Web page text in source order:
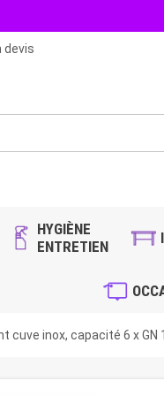
devis
HYGIÈNE
ENTRETIEN
cuve inox, capacité 6 x GN